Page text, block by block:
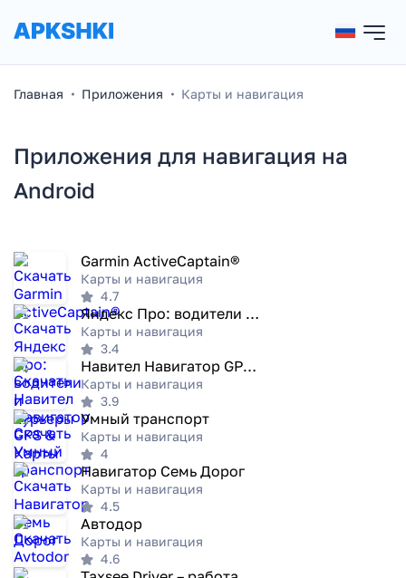
Главная Приложения Карты и навигация
Приложения для навигация на
Android
Garmin ActiveCaptain®
Карты и навигация
4.7
Яндекс Про: водители и курьеры
Карты и навигация
3.4
Навител Навигатор GPS & Карты
Карты и навигация
3.9
Умный транспорт
Карты и навигация
4
Навигатор Семь Дорог
Карты и навигация
4.5
Автодор
Карты и навигация
4.6